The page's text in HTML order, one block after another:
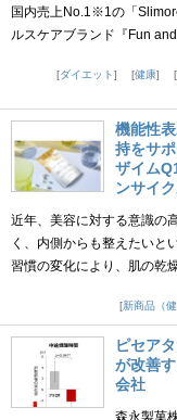
国内売上No.1※1の「
ルスケアブランド『Fun
ダイエット
健康
機能性
持をサ
ザイム
ンサイ
近年、美容に対する意識の
く、内側からも整えたいと
習慣の変化により、肌の
新商品（健
ピセア
が改善
会社
森永製菓